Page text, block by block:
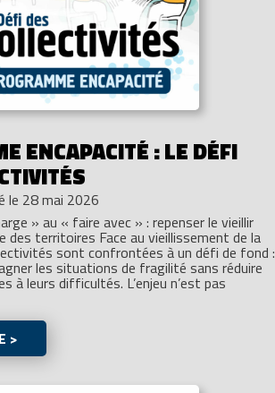
ENCAPACITÉ : LE DÉFI
le 28 mai 2026
» au « faire avec » : repenser le vieillir
des territoires Face au vieillissement de la
sont confrontées à un défi de fond :
les situations de fragilité sans réduire
à leurs difficultés. L’enjeu n’est pas
>